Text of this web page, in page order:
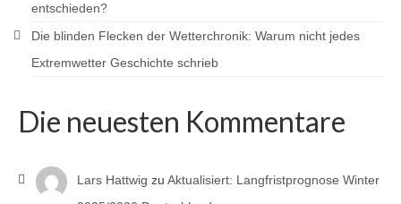
entschieden?
Die blinden Flecken der Wetterchronik: Warum nicht jedes
Extremwetter Geschichte schrieb
Die neuesten Kommentare
Lars Hattwig zu Aktualisiert: Langfristprognose Winter